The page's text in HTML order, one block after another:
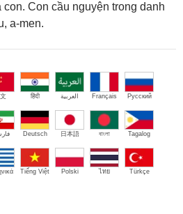
Con cầu nguyện trong danh
a-men.
हिंदी العربية Français Русский
Deutsch 日本語 বাংলা Tagalog
Tiếng Việt Polski ไทย Türkçe